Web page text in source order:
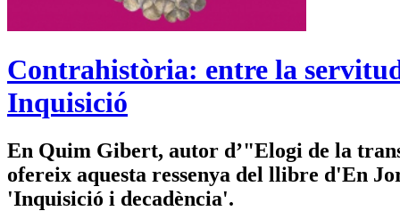
Contrahistòria: entre la
Inquisició
En Quim Gibert, autor d’"Elogi de la
ofereix aquesta ressenya del llibre d'En
'Inquisició i decadència'.